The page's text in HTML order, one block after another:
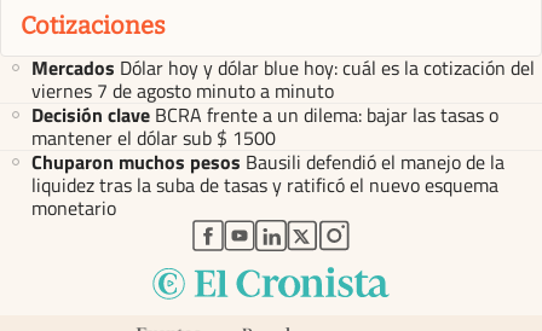
Cotizaciones
Mercados Dólar hoy y dólar blue hoy: cuál es la cotización del
viernes 7 de agosto minuto a minuto
Decisión clave BCRA frente a un dilema: bajar las tasas o
mantener el dólar sub $ 1500
Chuparon muchos pesos Bausili defendió el manejo de la
liquidez tras la suba de tasas y ratificó el nuevo esquema
monetario
abre en nueva pestaña
abre en nueva pestaña
abre en nueva pestaña
abre en nueva pestaña
abre en nueva pestaña